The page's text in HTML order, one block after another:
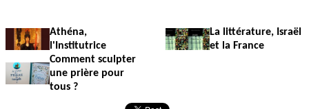
Athéna,
l'Institutrice
La littérature, Israël
et la France
Comment sculpter
une prière pour
tous ?